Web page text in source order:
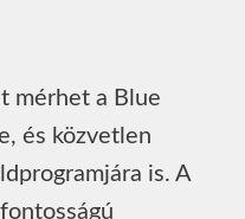
mérhet a Blue
és közvetlen
is. A